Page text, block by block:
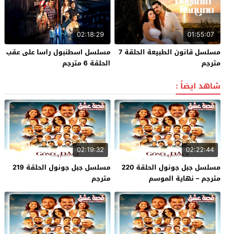
01:55:07
مسلسل قانون الطبيعة الحلقة 7
مترجم
02:18:29
مسلسل اسطنبول راسا على عقب
الحلقة 6 مترجم
شاهد ايضاً :
02:22:44
مسلسل جبل جونول الحلقة 220
مترجم – نهاية الموسم
02:19:32
مسلسل جبل جونول الحلقة 219
مترجم